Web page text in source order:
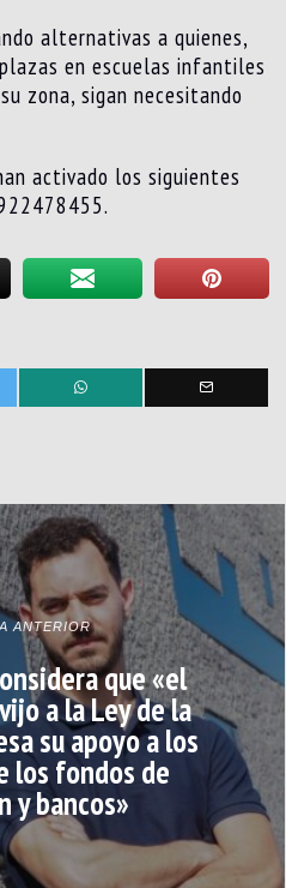
alternativas a quienes,
en escuelas infantiles
zona, sigan necesitando
activado los siguientes
ANTERIOR
que «el
a la Ley de la
su apoyo a los
los fondos de
y bancos»